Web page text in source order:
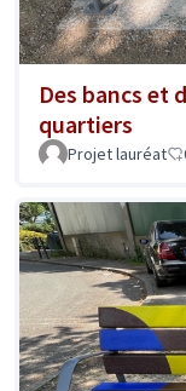
Des bancs et
quartiers
Projet lauréat